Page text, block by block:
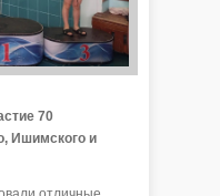
70
Ишимского и